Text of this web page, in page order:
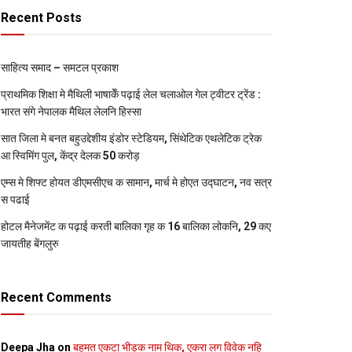
Recent Posts
साहित्य समाद – समटल प्रकाश
प्राथमिक शि‍क्षा मे मैथि‍ली भाषाकेँ पढ़ाई लेल चलाओल गेल ट्वीटर ट्रेंड :
भारत संगे नेपालक मैथिल लेलनि हिस्सा
सात जिला मे बनत बहुउद्देशीय इंडोर स्‍टेडि‍यम, सिंथेटिक एथलेटिक ट्रेक
आ स्विमिंग पुल, केंद्र देलक 50 करोड़
एम्स मे शिफ्ट होयत डीएमसीएच क सामान, मार्च मे होएत उद्घाटन, नव सत्र
स पढाई
होटल मैनेजमेंट क पढ़ाई करती बालिका गृह क 16 बालिका लोकनि, 29 कए
जायतीह बेंगलुरु
Recent Comments
Deepa Jha on बहुमत एकटा भीड़क नाम थिक, एकरा लग विवेक नहि